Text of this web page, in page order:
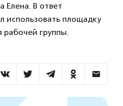
Елена. В ответ
использовать площадку
группы.